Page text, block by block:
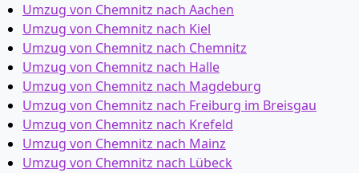
Umzug von Chemnitz nach Aachen
Umzug von Chemnitz nach Kiel
Umzug von Chemnitz nach Chemnitz
Umzug von Chemnitz nach Halle
Umzug von Chemnitz nach Magdeburg
Umzug von Chemnitz nach Freiburg im Breisgau
Umzug von Chemnitz nach Krefeld
Umzug von Chemnitz nach Mainz
Umzug von Chemnitz nach Lübeck